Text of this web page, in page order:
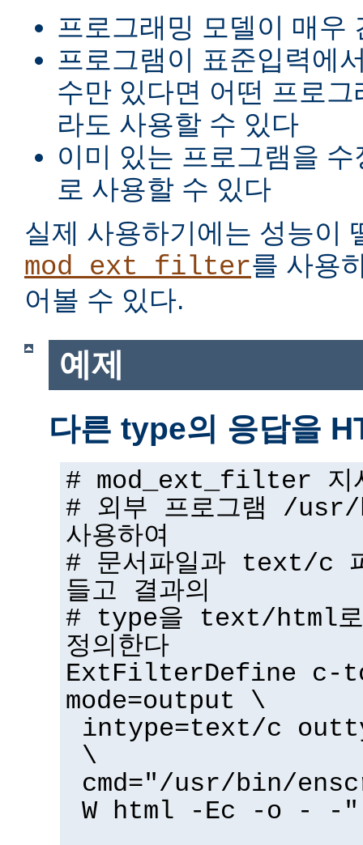
프로그래밍 모델이 매우
프로그램이 표준입력에
수만 있다면 어떤 프로
라도 사용할 수 있다
이미 있는 프로그램을
로 사용할 수 있다
실제 사용하기에는 성능이
mod_ext_filter를 사용
어볼 수 있다.
예제
다른 type의 응답을
# mod_ext_filter 지
# 외부 프로그램 /
사용하여
# 문서파일과 text/c
들고 결과의
# type을 text/html로
정의한다
ExtFilterDefine c-
mode=output \
intype=text/c
\
cmd="/usr/bin/
W html -Ec -o - -"